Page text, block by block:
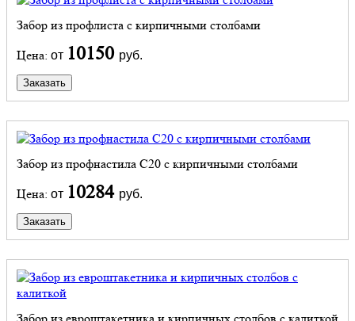
Забор из профлиста с кирпичными столбами
Цена: от 10150 руб.
Заказать
Забор из профнастила С20 с кирпичными столбами
Цена: от 10284 руб.
Заказать